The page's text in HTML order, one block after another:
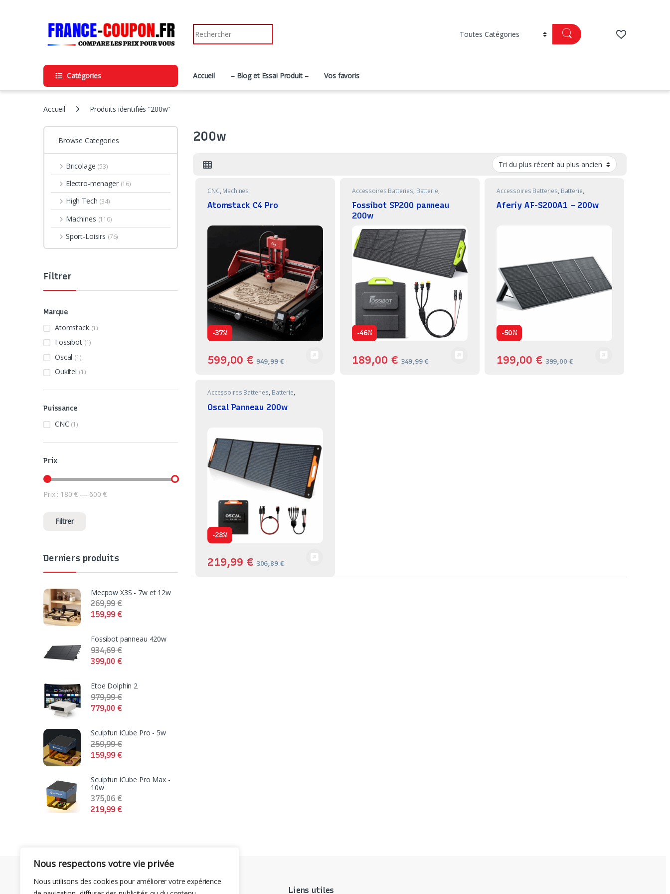
Nous respectons votre vie privée
Nous utilisons des cookies pour améliorer votre expérience
Search for:
Catégories Accueil – Blog et Essai Produit – Vos favoris
Accueil Produits identifiés “200w”
200w
CNC, Machines
Atomstack C4 Pro
-37%
599,00€ 949,99€
Accessoires Batteries, Batterie,
Fossibot SP200 panneau
200w
-46%
189,00 € 349,99€
Accessoires Batteries, Batterie,
Aferiy AF-S200A1 – 200w
-50%
199,00 € 399,00€
Accessoires Batteries, Batterie,
Bricolage
Oscal Panneau 200w
-28%
219,99€ 306,89€
Browse Categories
Bricolage (53)
Electro-menager (16)
High Tech (34)
Machines (110)
Sport-Loisirs (76)
Filtrer
Marque
Atomstack (1)
Fossibot (1)
Oscal (1)
Oukitel (1)
Puissance
CNC (1)
Prix
Prix min
Prix max
Filtrer
Prix : 180 € — 600 €
Derniers produits
Mecpow X3S - 7w et 12w
159,99€
269,99€
Fossibot panneau 420w
399,00€
934,69€
Etoe Dolphin 2
779,00€
979,99€
Sculpfun iCube Pro - 5w
159,99€
259,99€
Sculpfun iCube Pro Max -
10w
219,99€
375,06€
Liens utiles